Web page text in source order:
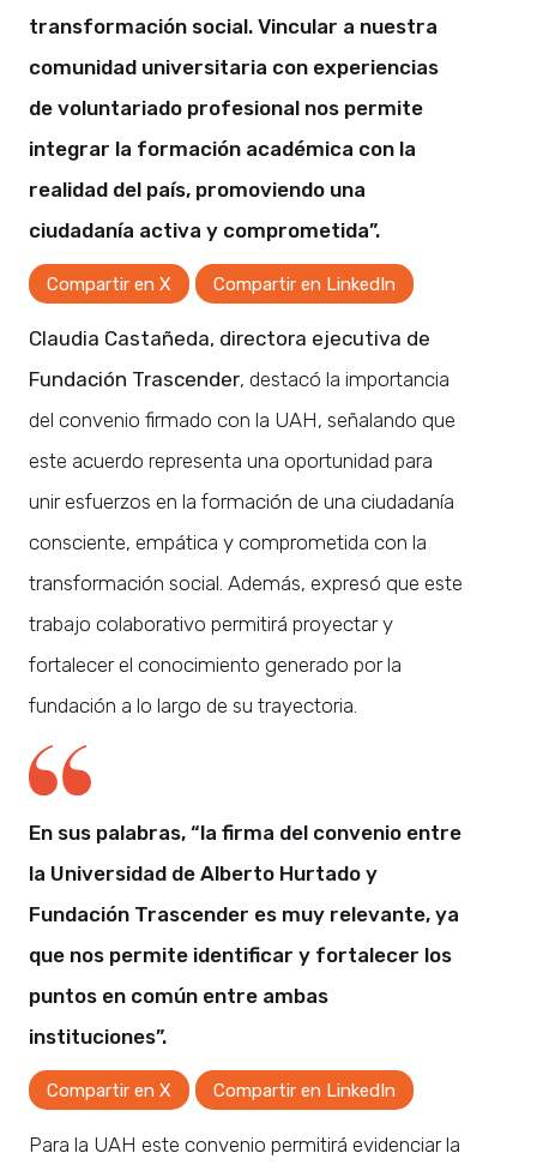
transformación social. Vincular a nuestra
comunidad universitaria con experiencias
de voluntariado profesional nos permite
integrar la formación académica con la
realidad del país, promoviendo una
ciudadanía activa y comprometida”.
Compartir en X Compartir en LinkedIn
Claudia Castañeda, directora ejecutiva de
Fundación Trascender, destacó la importancia
del convenio firmado con la UAH, señalando que
este acuerdo representa una oportunidad para
unir esfuerzos en la formación de una ciudadanía
consciente, empática y comprometida con la
transformación social. Además, expresó que este
trabajo colaborativo permitirá proyectar y
fortalecer el conocimiento generado por la
fundación a lo largo de su trayectoria.
En sus palabras, “la firma del convenio entre
la Universidad de Alberto Hurtado y
Fundación Trascender es muy relevante, ya
que nos permite identificar y fortalecer los
puntos en común entre ambas
instituciones”.
Compartir en X Compartir en LinkedIn
Para la UAH este convenio permitirá evidenciar la